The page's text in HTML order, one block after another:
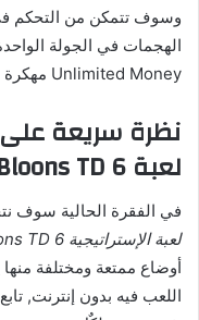
وسوف تتمكن من التحكم
Unlimited Money مهكرة الرئيسية قبل الدخول في الجولات.
نظرة سريعة
لعبة Bloons TD 6 مهكرة من ميديا فاير
في الفقرة الحالية سوف
لعبة الإستراتيجية arcade Bloons TD 6 مهكرة
أوضاع ممتعة ومختلفة منها
اللعب فيه بدون إنترنت,